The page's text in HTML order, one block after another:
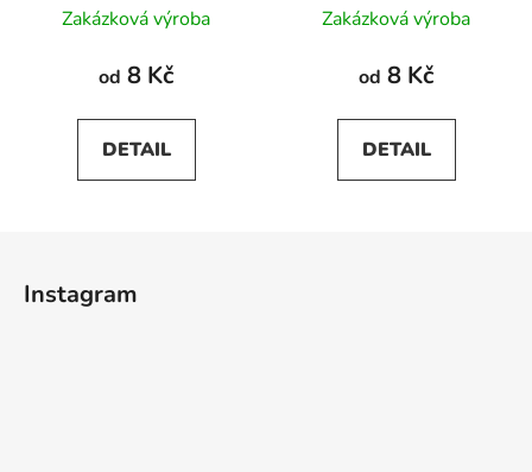
Zakázková výroba
od 8 Kč
DETAIL
Zakázková výroba
od 8 Kč
DETAIL
Instagram